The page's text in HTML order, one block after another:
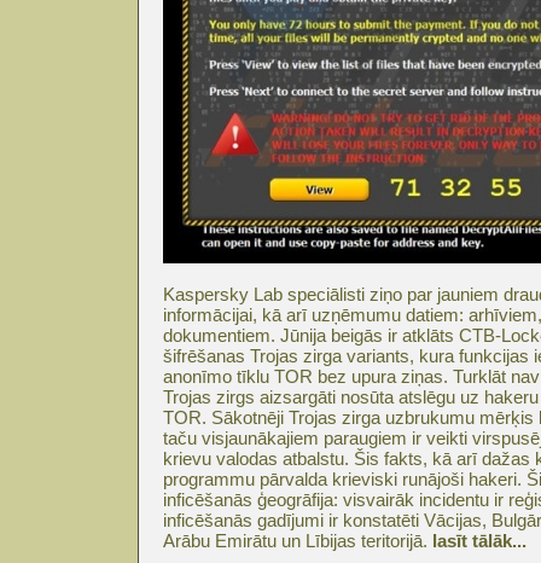
Kaspersky Lab speciālisti ziņo par jauniem
informācijai, kā arī uzņēmumu datiem:
dokumentiem. Jūnija beigās ir atklāts CTB-
šifrēšanas Trojas zirga variants, kura funkcijas
anonīmo tīklu TOR bez upura ziņas. Turklāt
Trojas zirgs aizsargāti nosūta atslēgu uz
TOR. Sākotnēji Trojas zirga uzbrukumu mērķis
taču visjaunākajiem paraugiem ir veikti
krievu valodas atbalstu. Šis fakts, kā arī dažas
programmu pārvalda krieviski runājoši hakeri.
inficēšanās ģeogrāfija: visvairāk incidentu ir
inficēšanās gadījumi ir konstatēti Vācijas,
Arābu Emirātu un Lībijas teritorijā. lasīt tālāk...